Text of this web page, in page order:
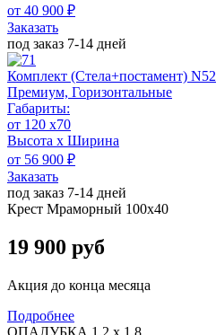
от 40 900 ₽
Заказать
под заказ 7-14 дней
Комплект (Стела+постамент) N52
Премиум, Горизонтальные
Габариты:
от 120 х70
Высота х Ширина
от 56 900 ₽
Заказать
под заказ 7-14 дней
Крест Мраморный 100х40
19 900 руб
Акция до конца месяца
Подробнее
ОПАЛУБКА 1.2 х 1.8